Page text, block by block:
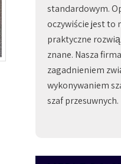
standardowym.
oczywiście jest to
praktyczne
znane. Nasza
zagadnieniem
wykonywaniem
szaf przesuwnych.